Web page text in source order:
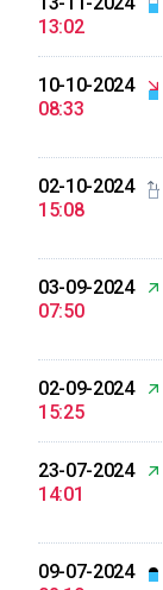
13:02
10-10-2024
08:33
02-10-2024
15:08
03-09-2024
07:50
02-09-2024
15:25
23-07-2024
14:01
09-07-2024